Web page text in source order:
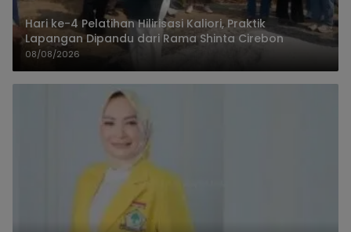
Hari ke-4 Pelatihan Hilirisasi Kaliori, Praktik
Lapangan Dipandu dari Rama Shinta Cirebon
08/08/2026